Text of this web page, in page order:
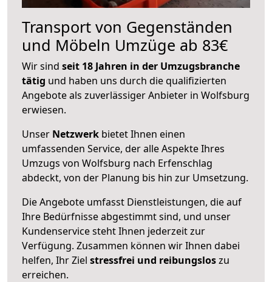
Transport von Gegenständen
und Möbeln Umzüge ab 83€
Wir sind seit 18 Jahren in der Umzugsbranche
tätig und haben uns durch die qualifizierten
Angebote als zuverlässiger Anbieter in Wolfsburg
erwiesen.
Unser Netzwerk bietet Ihnen einen
umfassenden Service, der alle Aspekte Ihres
Umzugs von Wolfsburg nach Erfenschlag
abdeckt, von der Planung bis hin zur Umsetzung.
Die Angebote umfasst Dienstleistungen, die auf
Ihre Bedürfnisse abgestimmt sind, und unser
Kundenservice steht Ihnen jederzeit zur
Verfügung. Zusammen können wir Ihnen dabei
helfen, Ihr Ziel stressfrei und reibungsloszu
erreichen.